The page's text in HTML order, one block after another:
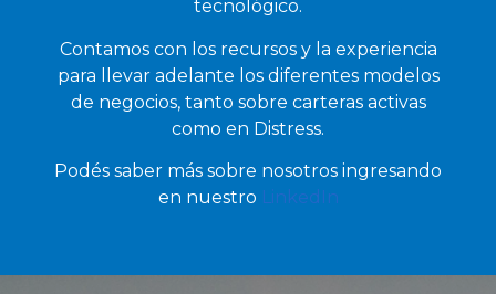
tecnológico.
Contamos con los recursos y la experiencia
para llevar adelante los diferentes modelos
de negocios, tanto sobre carteras activas
como en Distress.
Podés saber más sobre nosotros ingresando
en nuestro LinkedIn